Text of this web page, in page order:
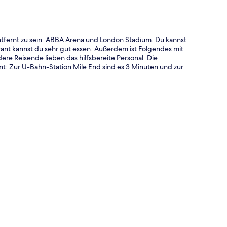
zu sein: ABBA Arena und London Stadium. Du kannst
kannst du sehr gut essen. Außerdem ist Folgendes mit
Reisende lieben das hilfsbereite Personal. Die
Zur U-Bahn-Station Mile End sind es 3 Minuten und zur